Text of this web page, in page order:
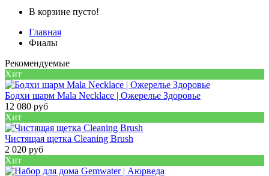
В корзине пусто!
Главная
Фиалы
Рекомендуемые
Хит
Бодхи шарм Mala Necklace | Ожерелье Здоровье
12 080 руб
Хит
Чистящая щетка Cleaning Brush
2 020 руб
Хит